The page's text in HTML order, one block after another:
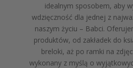
idealnym sposobem, aby
wdzięczność dla jednej z
naszym życiu – Babci.
produktów, od zakładek do
breloki, aż po ramki na
wykonany z myślą o